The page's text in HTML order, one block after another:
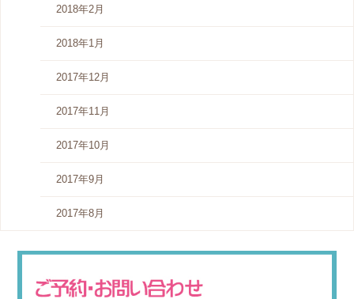
2018年2月
2018年1月
2017年12月
2017年11月
2017年10月
2017年9月
2017年8月